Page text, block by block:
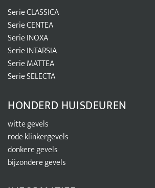
Serie CLASSICA
Serie CENTEA
Serie INOXA
Serie INTARSIA
Serie MATTEA
Serie SELECTA
HONDERD HUISDEUREN
witte gevels
rode klinkergevels
donkere gevels
bijzondere gevels